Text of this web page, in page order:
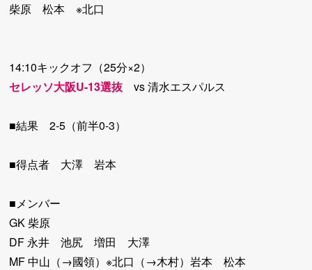
柴原 松本 ※北口
14:10キックオフ（25分×2）
セレッソ大阪U-13選抜 vs 清水エスパルス
■結果 2-5（前半0-3）
■得点者 大澤 岩本
■メンバー
GK 柴原
DF 永井 池尻 増田 大澤
MF 中山（→國領）※北口（→木村）岩本 松本